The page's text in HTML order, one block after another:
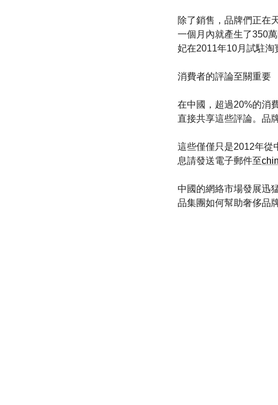
除了銷售，品牌們正在
一個月內就產生了350
妃在2011年10月試駐
消費者的評論至關重要
在中國，超過20%的消
直接共享這些評論。品
這些僅僅只是2012年從
息請發送電子郵件至
中國的網絡市場發展迅
品集團如何幫助奢侈品